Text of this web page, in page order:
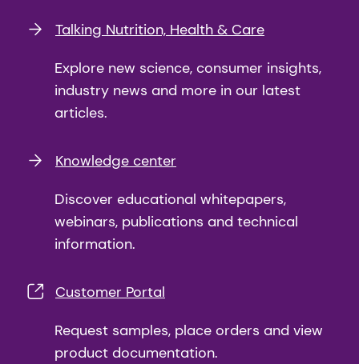
Talking Nutrition, Health & Care
Explore new science, consumer insights,
industry news and more in our latest
articles.
Knowledge center
Discover educational whitepapers,
webinars, publications and technical
information.
Customer Portal
Request samples, place orders and view
product documentation.